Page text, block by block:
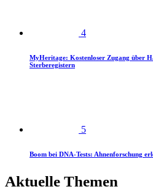
4
MyHeritage: Kostenloser Zugang über
Sterberegistern
5
Boom bei DNA-Tests: Ahnenforschung
Aktuelle Themen